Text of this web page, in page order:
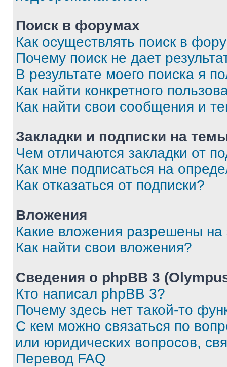
Поиск в форумах
Как осуществлять поиск в
Почему поиск не дает
В результате моего поиска я
Как найти конкретного
Как найти свои сообщения и
Закладки и подписки на
Чем отличаются закладки от
Как мне подписаться на
Как отказаться от подписки?
Вложения
Какие вложения разрешены
Как найти свои вложения?
Сведения о phpBB 3
Кто написал phpBB 3?
Почему здесь нет такой-то
С кем можно связаться по
или юридических вопросов,
Перевод FAQ